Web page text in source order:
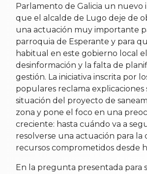
Parlamento de Galicia un nuevo
que el alcalde de Lugo deje de
una actuación muy importante
parroquia de Esperante y para
habitual en este gobierno local
desinformación y la falta de
gestión. La iniciativa inscrita por
populares reclama explicaciones
situación del proyecto de
zona y pone el foco en una
creciente: hasta cuándo va a
resolverse una actuación para la
recursos comprometidos desde
En la pregunta presentada para